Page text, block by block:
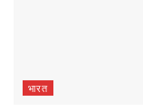
भारत